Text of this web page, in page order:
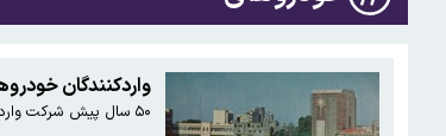
غریب آبادی: در اثر تصمیمات برخی
هشدار نسبت به وفوع تندباد در تهران
واردکنندگان
۵۰ سال پیش شرکت واردکننده خودروهای تویوتا با اتهام گران فروشی روبرو شد.